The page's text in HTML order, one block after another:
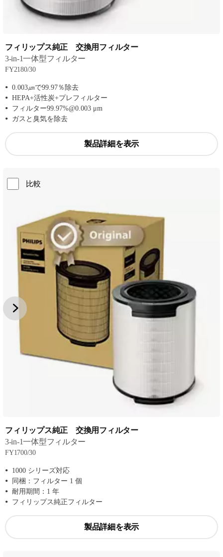
フィリップス純正 交換用フィルター
3-in-1一体型フィルター
FY2180/30
0.003㎛で99.97％除去
HEPA+活性炭+プレフィルター
フィルター99.97%@0.003 μm
ガスと臭気を除去
製品詳細を表示
比較
フィリップス純正 交換用フィルター
3-in-1一体型フィルター
FY1700/30
1000 シリーズ対応
同梱：フィルター 1 個
耐用期間：1 年
フィリップス純正フィルター
製品詳細を表示